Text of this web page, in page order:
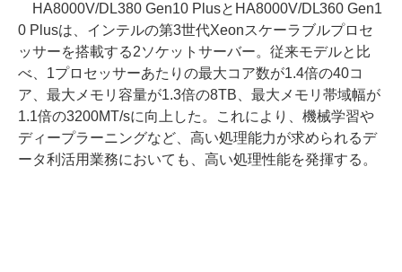
HA8000V/DL380 Gen10 PlusとHA8000V/DL360 Gen1
0 Plusは、インテルの第3世代Xeonスケーラブルプロセ
ッサーを搭載する2ソケットサーバー。従来モデルと比
べ、1プロセッサーあたりの最大コア数が1.4倍の40コ
ア、最大メモリ容量が1.3倍の8TB、最大メモリ帯域幅が
1.1倍の3200MT/sに向上した。これにより、機械学習や
ディープラーニングなど、高い処理能力が求められるデ
ータ利活用業務においても、高い処理性能を発揮する。